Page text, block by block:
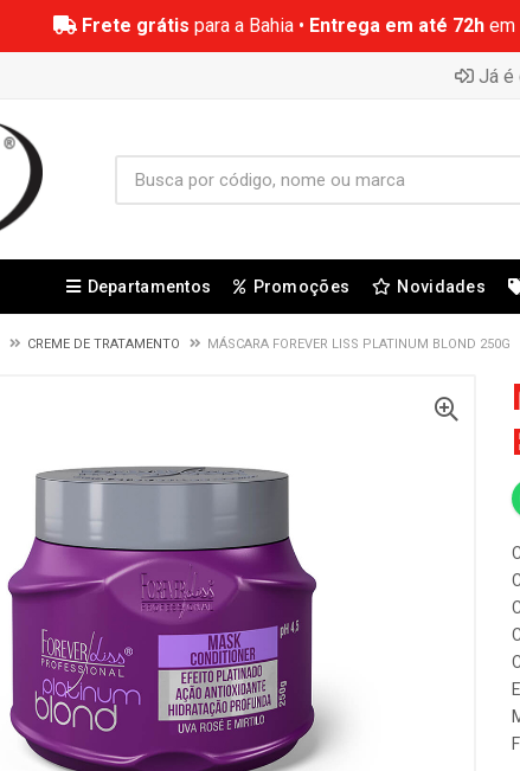
Frete grátis para a Bahia • Entrega em até 72hem
Já é
Departamentos Promoções Novidades
CREME DE TRATAMENTO MÁSCARA FOREVER LISS PLATINUM BLOND 250G